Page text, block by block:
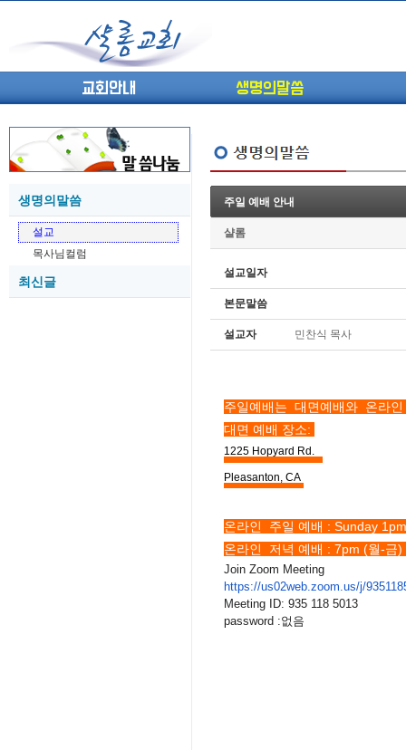
교회안내 생명의말씀
생명의말씀
설교
목사님컬럼
최신글
05-26 (고린도전서12) 고전7:23-40 ...
05-20 (고린도전서10) 고전6:1~11 ...
05-20 (고린도전서9) 고전5:1-13 ...
05-18 (고린도전서7) 고전4:1-8 판...
주일 예배 안내
샬롬
설교일자
본문말씀
설교자 민찬식 목사
주일예배는 대면예배와 온라
대면 예배 장소:
1225 Hopyard Rd.
Pleasanton, CA
온라인 주일 예배 : Sunday 1pm
온라인 저녁 예배 : 7pm (월-
Join Zoom Meeting
https://us02web.zoom.us/j/
Meeting ID: 935 118 5013
password :없음